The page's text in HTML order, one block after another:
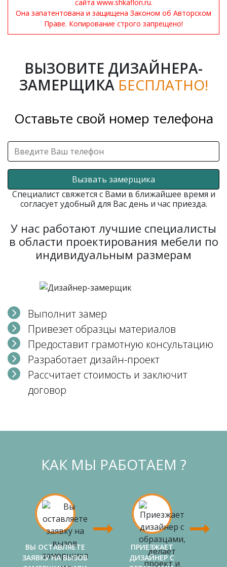
сайта www.shkaflon.ru.
Она запатентована и защищена Законом об Авторском
Праве. Копирование строго запрещено!
ВЫЗОВИТЕ ДИЗАЙНЕРА-
ЗАМЕРЩИКА БЕСПЛАТНО!
Оставьте свой номер телефона
Вызвать замерщика
Специалист свяжется с Вами в ближайшее время и
согласует удобный для Вас день и час приезда.
У нас работают лучшие специалисты
в области проектирования мебели по
индивидуальным размерам
Выполнит замер
Привезет образцы материалов
Предоставит грамотную консультацию
Разработает дизайн-проект
Рассчитает стоимость и заключит
договор
КАК МЫ РАБОТАЕМ ?
ВЫ ОСТАВЛЯЕТЕ
ЗАЯВКУ НА ВЫЗОВ
ПРИЕЗЖАЕТ
ДИЗАЙНЕР С